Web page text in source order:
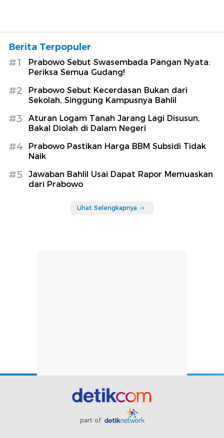
Berita Terpopuler
#1
Prabowo Sebut Swasembada Pangan Nyata:
Periksa Semua Gudang!
#2
Prabowo Sebut Kecerdasan Bukan dari
Sekolah, Singgung Kampusnya Bahlil
#3
Aturan Logam Tanah Jarang Lagi Disusun,
Bakal Diolah di Dalam Negeri
#4
Prabowo Pastikan Harga BBM Subsidi Tidak
Naik
#5
Jawaban Bahlil Usai Dapat Rapor Memuaskan
dari Prabowo
Lihat Selengkapnya
part of